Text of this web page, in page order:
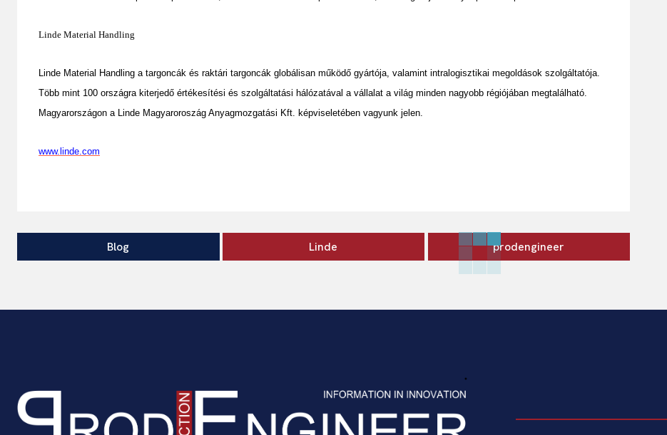
Linde Material Handling
Linde Material Handling a targoncák és raktári targoncák globálisan működő gyártója, valamint intralogisztikai megoldások szolgáltatója.
Több mint 100 országra kiterjedő értékesítési és szolgáltatási hálózatával a vállalat a világ minden nagyobb régiójában megtalálható.
Magyarországon a Linde Magyaroroszág Anyagmozgatási Kft. képviseletében vagyunk jelen.
www.linde.com
Blog Linde prodengineer